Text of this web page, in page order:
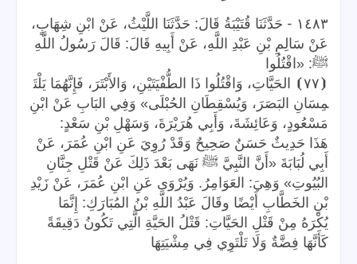
١٤٨٣ - حَدَّثَنَا قُتَيْبَةُ قَالَ: حَدَّثَنَا اللَّيْثُ، عَنْ ابْنِ شِهَابٍ،
عَنْ سَالِمِ بْنِ عَبْدِ اللَّهِ، عَنْ أَبِيهِ قَالَ: قَالَ رَسُولُ اللَّهِ
ﷺ: «اقْتُلُوا
⦗٧٧⦘ الحَيَّاتِ، وَاقْتُلُوا ذَا الطُّفْيَتَيْنِ، وَالأَبْتَرَ، فَإِنَّهُمَا يَلْتَ
مِسَانِ البَصَرَ، وَيُسْقِطَانِ الحُبْلَى» وَفِي البَابِ عَنْ ابْنِ
مَسْعُودٍ، وَعَائِشَةَ، وَأَبِي هُرَيْرَةَ، وَسَهْلِ بْنِ سَعْدٍ:
هَذَا حَدِيثٌ حَسَنٌ صَحِيحٌ وَقَدْ رُوِيَ عَنِ ابْنِ عُمَرَ، عَنْ
أَبِي لُبَابَةَ «أَنَّ النَّبِيَّ ﷺ نَهَى بَعْدَ ذَلِكَ عَنْ قَتْلِ جِنَّانِ
البُيُوتِ» وَهِيَ: العَوَامِرُ. وَيُرْوَى عَنِ ابْنِ عُمَرَ، عَنْ زَيْدِ
بْنِ الخَطَّابِ أَيْضًا وقَالَ عَبْدُ اللَّهِ بْنُ المُبَارَكِ: إِنَّمَا
يُكْرَهُ مِنْ قَتْلِ الحَيَّاتِ: قَتْلُ الحَيَّةِ الَّتِي تَكُونُ دَقِيقَةً
كَأَنَّهَا فِضَّةٌ وَلَا تَلْتَوِي فِي مِشْيَتِهَا